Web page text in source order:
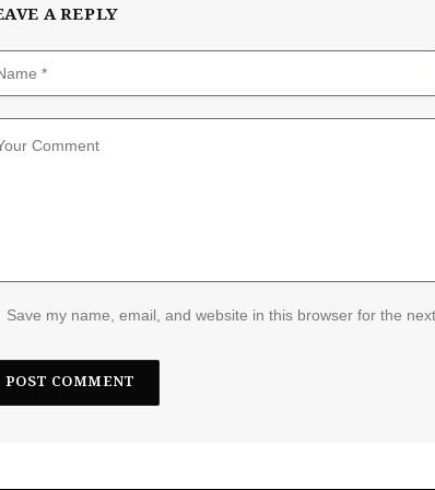
A REPLY
Save my name, email, and website in this browser for the